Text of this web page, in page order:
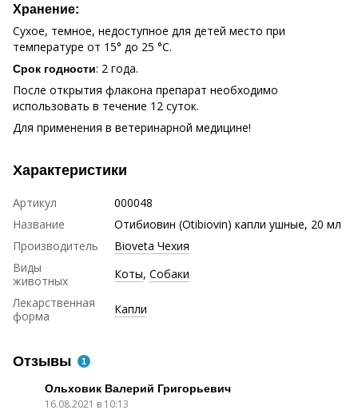
Хранение:
Сухое, темное, недоступное для детей место при
температуре от 15° до 25 °С.
Срок годности: 2 года.
После открытия флакона препарат необходимо
использовать в течение 12 суток.
Для применения в ветеринарной медицине!
Характеристики
Артикул
000048
Название
Отибиовин (Otibiovin) капли ушные, 20 мл
Производитель
Bioveta Чехия
Виды
животных
Коты, Собаки
Лекарственная
форма
Капли
Отзывы 1
Ольховик Валерий Григорьевич
16.08.2021 в 10:13